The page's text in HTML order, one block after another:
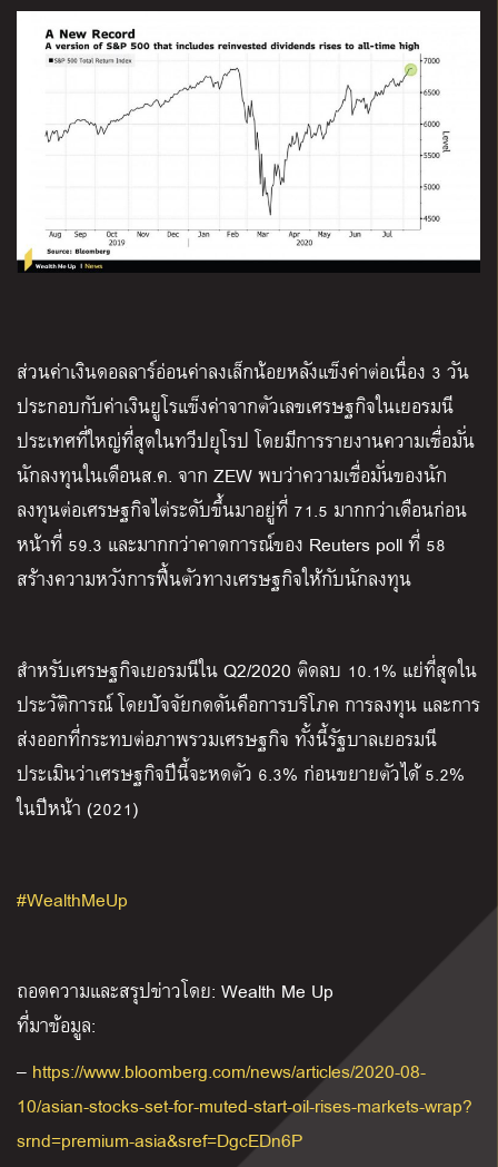
ส่วนค่าเงินดอลลาร์อ่อนค่าลงเล็กน้อยหลังแข็งค่าต่อเนื่อง 3 วัน
ประกอบกับค่าเงินยูโรแข็งค่าจากตัวเลขเศรษฐกิจในเยอรมนี
ประเทศที่ใหญ่ที่สุดในทวีปยุโรป โดยมีการรายงานความเชื่อมั่น
นักลงทุนในเดือนส.ค. จาก ZEW พบว่าความเชื่อมั่นของนัก
ลงทุนต่อเศรษฐกิจไต่ระดับขึ้นมาอยู่ที่ 71.5 มากกว่าเดือนก่อน
หน้าที่ 59.3 และมากกว่าคาดการณ์ของ Reuters poll ที่ 58
สร้างความหวังการฟื้นตัวทางเศรษฐกิจให้กับนักลงทุน
สำหรับเศรษฐกิจเยอรมนีใน Q2/2020 ติดลบ 10.1% แย่ที่สุดใน
ประวัติการณ์ โดยปัจจัยกดดันคือการบริโภค การลงทุน และการ
ส่งออกที่กระทบต่อภาพรวมเศรษฐกิจ ทั้งนี้รัฐบาลเยอรมนี
ประเมินว่าเศรษฐกิจปีนี้จะหดตัว 6.3% ก่อนขยายตัวได้ 5.2%
ในปีหน้า (2021)
#WealthMeUp
ถอดความและสรุปข่าวโดย: Wealth Me Up
ที่มาข้อมูล:
– https://www.bloomberg.com/news/articles/2020-08-
10/asian-stocks-set-for-muted-start-oil-rises-markets-wrap?
srnd=premium-asia&sref=DgcEDn6P